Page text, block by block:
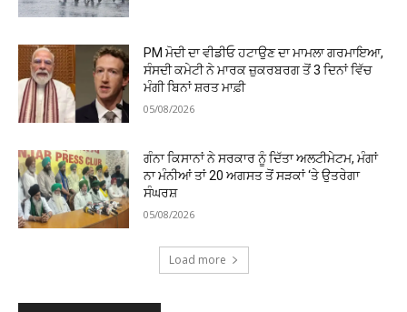
PM ਮੋਦੀ ਦਾ ਵੀਡੀਓ ਹਟਾਉਣ ਦਾ ਮਾਮਲਾ ਗਰਮਾਇਆ,
ਸੰਸਦੀ ਕਮੇਟੀ ਨੇ ਮਾਰਕ ਜ਼ੁਕਰਬਰਗ ਤੋਂ 3 ਦਿਨਾਂ ਵਿੱਚ
ਮੰਗੀ ਬਿਨਾਂ ਸ਼ਰਤ ਮਾਫ਼ੀ
05/08/2026
ਗੰਨਾ ਕਿਸਾਨਾਂ ਨੇ ਸਰਕਾਰ ਨੂੰ ਦਿੱਤਾ ਅਲਟੀਮੇਟਮ, ਮੰਗਾਂ
ਨਾ ਮੰਨੀਆਂ ਤਾਂ 20 ਅਗਸਤ ਤੋਂ ਸੜਕਾਂ ‘ਤੇ ਉਤਰੇਗਾ
ਸੰਘਰਸ਼
05/08/2026
Load more